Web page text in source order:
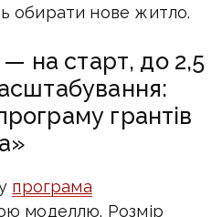
обирати нове житло.
на старт, до 2,5
грантів
програма
моделлю. Розмір